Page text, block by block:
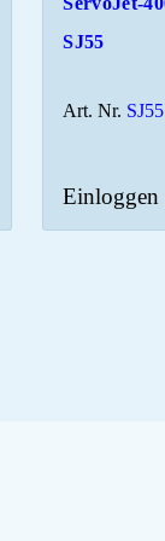
SJ55
Art. Nr. SJ55
Einloggen